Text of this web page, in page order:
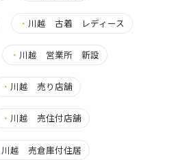
・ 川越 古着 レディース
・ 川越 営業所 新設
・ 川越 売り店舗
・ 川越 売住付店舗
川越 売倉庫付住居